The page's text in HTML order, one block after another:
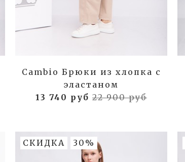
Cambio Брюки из хлопка с
эластаном
13 740 руб 22 900 руб
СКИДКА 30%